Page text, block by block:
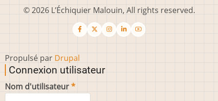
© 2026 L’Échiquier Malouin, All rights reserved.
Propulsé par Drupal
Connexion utilisateur
Nom d'utilisateur